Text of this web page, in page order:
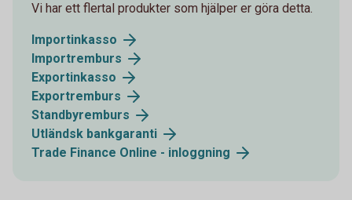
Vi har ett flertal produkter som hjälper er göra detta.
Importinkasso
Importremburs
Exportinkasso
Exportremburs
Standbyremburs
Utländsk bankgaranti
Trade Finance Online - inloggning